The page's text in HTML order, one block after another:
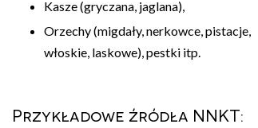
Kasze (gryczana, jaglana),
Orzechy (migdały, nerkowce, pistacje,
włoskie, laskowe), pestki itp.
Przykładowe źródła NNKT: